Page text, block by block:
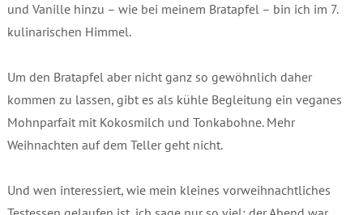
und Vanille hinzu – wie bei meinem Bratapfel – bin ich im 7.
kulinarischen Himmel.
Um den Bratapfel aber nicht ganz so gewöhnlich daher
kommen zu lassen, gibt es als kühle Begleitung ein veganes
Mohnparfait mit Kokosmilch und Tonkabohne. Mehr
Weihnachten auf dem Teller geht nicht.
Und wen interessiert, wie mein kleines vorweihnachtliches